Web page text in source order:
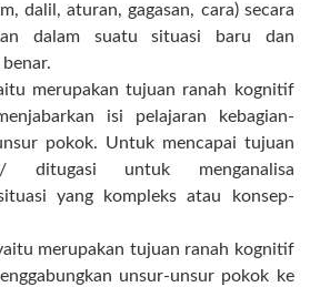
dalil, aturan, gagasan, cara) secara
dalam suatu situasi baru dan
merupakan tujuan ranah kognitif
isi pelajaran kebagian-
pokok. Untuk mencapai tujuan
ditugasi untuk menganalisa
yang kompleks atau konsep-
merupakan tujuan ranah kognitif
unsur-unsur pokok ke